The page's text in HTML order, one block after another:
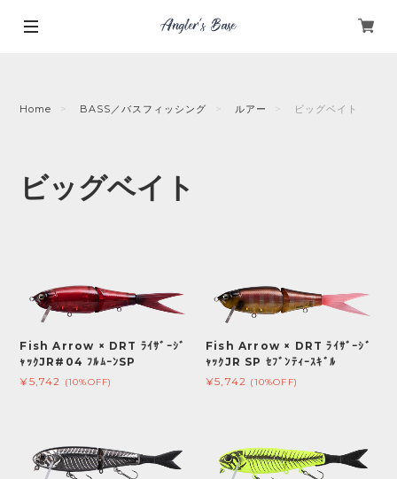
Home BASS／バスフィッシング ルアー ビッグベイト
ビッグベイト
Fish Arrow × DRT ﾗｲｻﾞｰｼﾞ
ｬｯｸJR#04 ﾌﾙﾑｰﾝSP
¥5,742
(10%OFF)
Fish Arrow × DRT ﾗｲｻﾞｰｼﾞ
ｬｯｸJR SP ｾﾌﾞﾝﾃｨｰｽｷﾞﾙ
¥5,742 (10%OFF)